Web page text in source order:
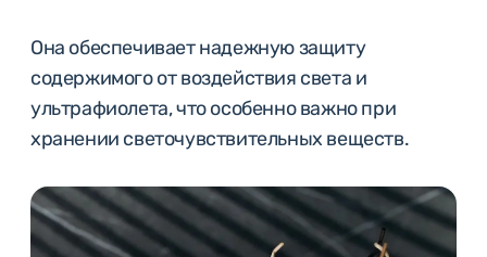
Она обеспечивает надежную защиту
содержимого от воздействия света и
ультрафиолета, что особенно важно при
хранении светочувствительных веществ.